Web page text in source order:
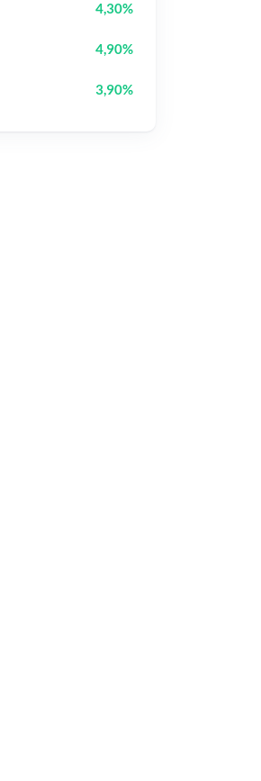
4,30%
4,90%
3,90%